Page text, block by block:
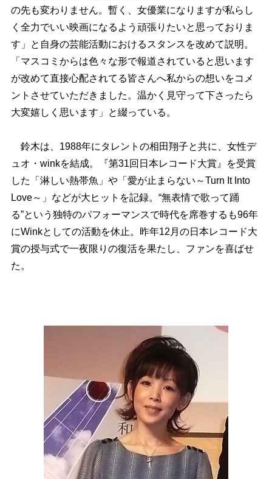
の先も変わりません。暫く、女優業になりますが私らし
く全力でいい映画になるよう頑張りたいと思っておりま
す」と自身の芸能活動におけるスタンスを改めて説明。
「マスコミからは色々な形で報道されていると思います
が改めて直接心配されてる皆さんへ私からの想いをコメ
ントさせていただきました。温かく見守って下さったら
大変嬉しく思います」と綴っている。
鈴木は、1988年にタレントの相田翔子と共に、女性デ
ュオ・winkを結成。『第31回日本レコード大賞』を受賞
した「淋しい熱帯魚」や「愛が止まらない～Turn It Into
Love～」などが大ヒットを記録。“無表情で歌って踊
る”という独特のパフォーマンスで時代を席巻するも96年
にWinkとしての活動を休止。昨年12月の日本レコード大
賞の授与式で一夜限りの復活を果たし、ファンを喜ばせ
た。